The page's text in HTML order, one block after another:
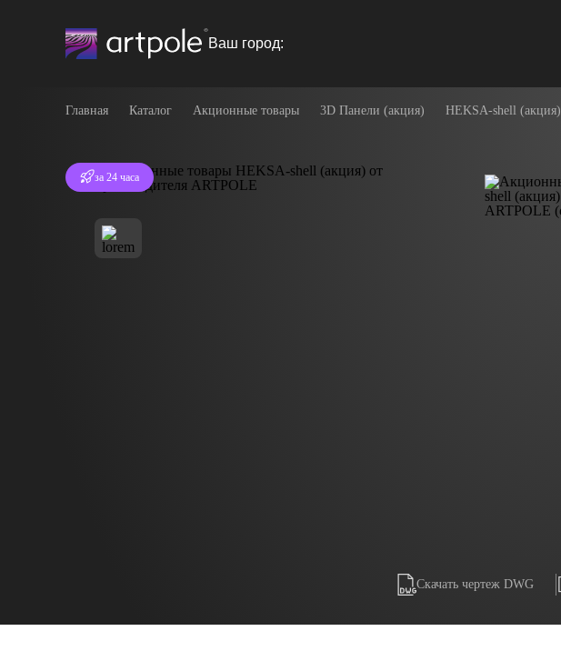
Ваш город:
Главная Каталог Акционные товары 3D Панели (акция) HEKSA-shell (акция)
за 24 часа
Скачать чертеж DWG